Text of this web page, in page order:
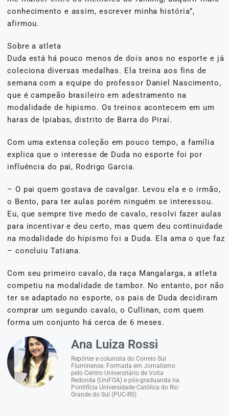
conhecimento e assim, escrever minha história”,
afirmou.
Sobre a atleta
Duda está há pouco menos de dois anos no esporte e já
coleciona diversas medalhas. Ela treina aos fins de
semana com a equipe do professor Daniel Nascimento,
que é campeão brasileiro em adestramento na
modalidade de hipismo. Os treinos acontecem em um
haras de Ipiabas, distrito de Barra do Piraí.
Com uma extensa coleção em pouco tempo, a família
explica que o interesse de Duda no esporte foi por
influência do pai, Rodrigo Garcia.
– O pai quem gostava de cavalgar. Levou ela e o irmão,
o Bento, para ter aulas porém ninguém se interessou.
Eu, que sempre tive medo de cavalo, resolvi fazer aulas
para incentivar e deu certo, mas quem deu continuidade
na modalidade do hipismo foi a Duda. Ela ama o que faz
– concluiu Tatiana.
Com seu primeiro cavalo, da raça Mangalarga, a atleta
competiu na modalidade de tambor. No entanto, por não
ter se adaptado no esporte, os pais de Duda decidiram
comprar um segundo cavalo, o Cullinan, com quem
forma um conjunto há cerca de 6 meses.
Ana Luiza Rossi
Repórter e colunista do Correio Sul
Fluminense. Formada em Jornalismo
pelo Centro Universitário de Volta
Redonda (UniFOA) e pós-graduanda na
Pontifícia Universidade Católica do Rio
Grande do Sul (PUC-RS)